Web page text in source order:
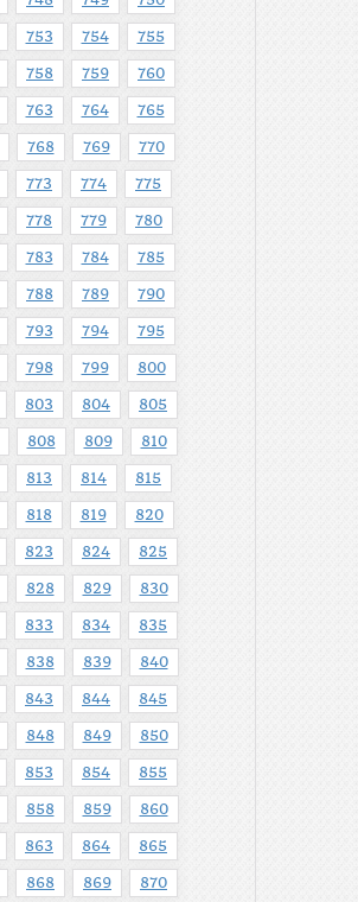
753 754 755
758 759 760
763 764 765
768 769 770
773 774 775
778 779 780
783 784 785
788 789 790
793 794 795
798 799 800
803 804 805
808 809 810
813 814 815
818 819 820
823 824 825
828 829 830
833 834 835
838 839 840
843 844 845
848 849 850
853 854 855
858 859 860
863 864 865
868 869 870